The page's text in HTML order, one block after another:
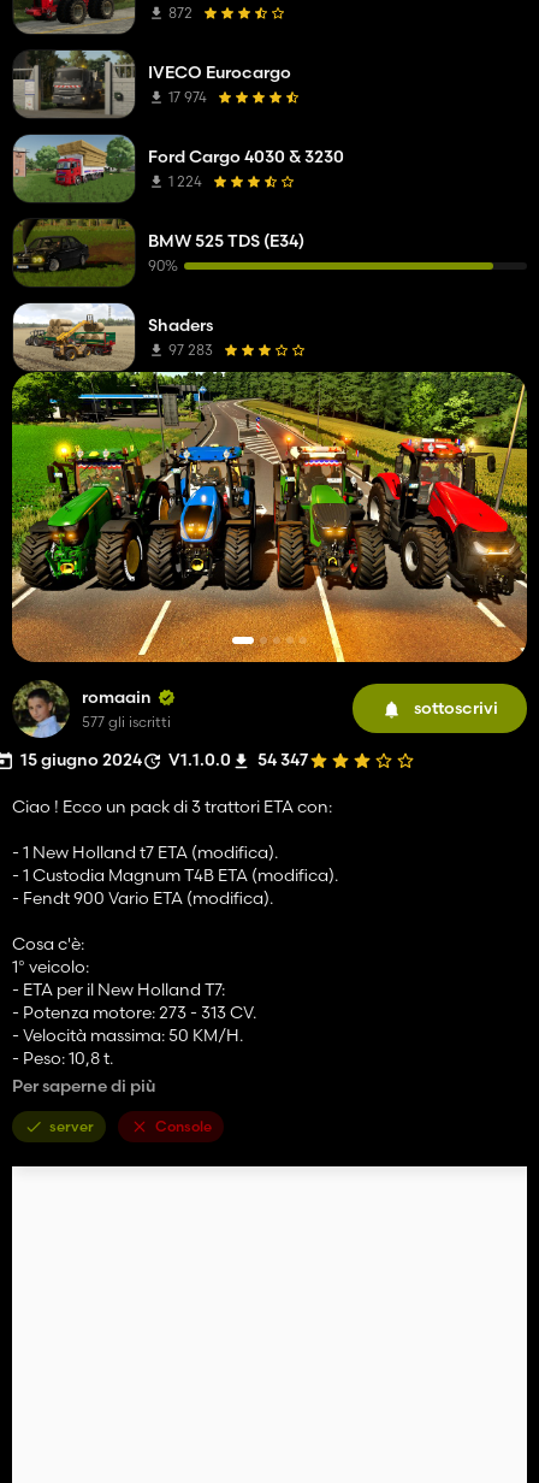
romaain
577 gli iscritti
sottoscrivi
15 giugno 2024 V1.1.0.0 54 347
Ciao ! Ecco un pack di 3 trattori ETA con:
- 1 New Holland t7 ETA (modifica).
- 1 Custodia Magnum T4B ETA (modifica).
- Fendt 900 Vario ETA (modifica).
Cosa c'è:
1° veicolo:
- ETA per il New Holland T7:
- Potenza motore: 273 - 313 CV.
- Velocità massima: 50 KM/H.
- Peso: 10,8 t.
- Aggiunte 2 bandiere JA (Giovani Agricoltori) e 2 bandiere FR sul
tetto.
- Aggiunti 2 corni sul tetto.
Per saperne di più
server Console
872
IVECO Eurocargo
17 974
Ford Cargo 4030 & 3230
1 224
BMW 525 TDS (E34)
90%
Shaders
97 283